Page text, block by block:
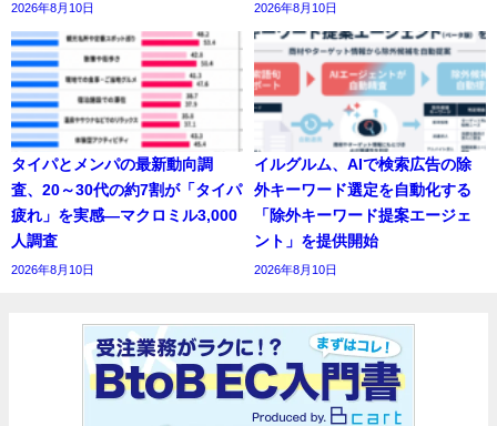
2026年8月10日 2026年8月10日
タイパとメンパの最新動向調
査、20～30代の約7割が「タイパ
疲れ」を実感―マクロミル3,000
人調査
2026年8月10日
イルグルム、AIで検索広告の除
外キーワード選定を自動化する
「除外キーワード提案エージェ
ント」を提供開始
2026年8月10日